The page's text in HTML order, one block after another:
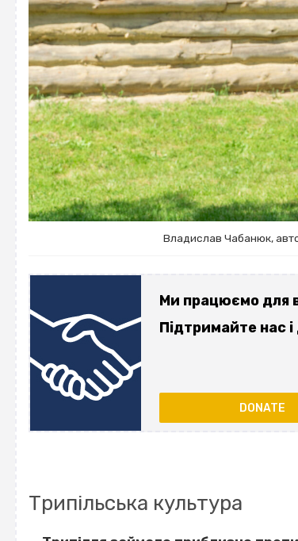
Владислав Чабанюк,
Ми працюємо для
Підтримайте нас
DONATE
Трипільська культура